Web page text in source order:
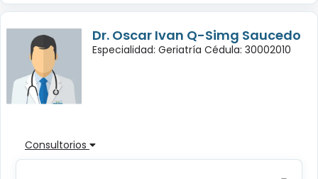
Dr. Oscar Ivan Q-Simg Saucedo
Especialidad: Geriatría Cédula: 30002010
Consultorios